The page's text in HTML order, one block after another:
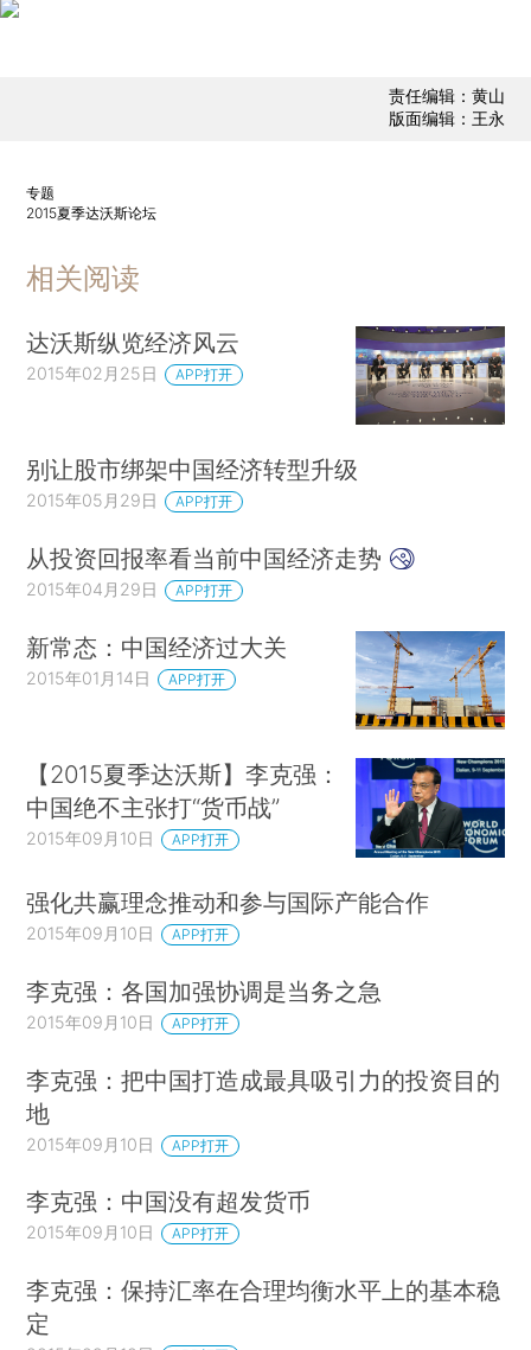
责任编辑：黄山
版面编辑：王永
专题
2015夏季达沃斯论坛
相关阅读
达沃斯纵览经济风云
2015年02月25日 APP打开
别让股市绑架中国经济转型升级
2015年05月29日 APP打开
从投资回报率看当前中国经济走势
2015年04月29日 APP打开
新常态：中国经济过大关
2015年01月14日 APP打开
【2015夏季达沃斯】李克强：
中国绝不主张打“货币战”
2015年09月10日 APP打开
强化共赢理念推动和参与国际产能合作
2015年09月10日 APP打开
李克强：各国加强协调是当务之急
2015年09月10日 APP打开
李克强：把中国打造成最具吸引力的投资目的
地
2015年09月10日 APP打开
李克强：中国没有超发货币
2015年09月10日 APP打开
李克强：保持汇率在合理均衡水平上的基本稳
定